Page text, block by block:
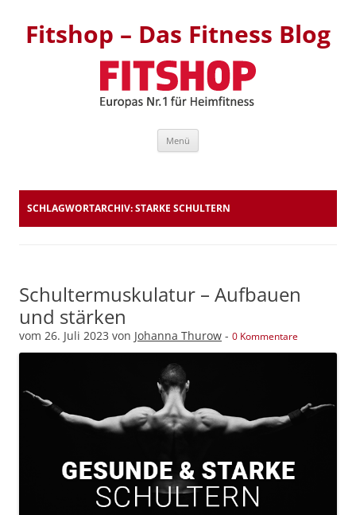
Fitshop – Das Fitness Blog
Menü
SCHLAGWORTARCHIV:STARKE SCHULTERN
Schultermuskulatur – Aufbauen
und stärken
vom 26. Juli 2023 von Johanna Thurow - 0 Kommentare